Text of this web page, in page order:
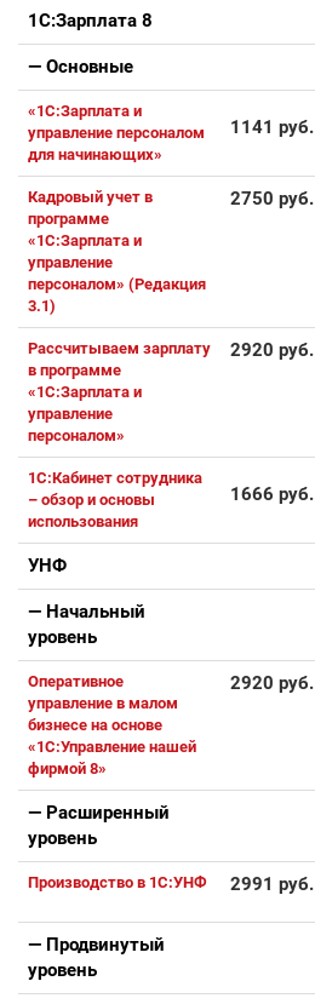
1С:Зарплата 8
— Основные
«1С:Зарплата и
управление персоналом
для начинающих»
1141 руб.
Кадровый учет в
программе
«1С:Зарплата и
управление
персоналом» (Редакция
3.1)
2750 руб.
Рассчитываем зарплату
в программе
«1С:Зарплата и
управление
персоналом»
2920 руб.
1С:Кабинет сотрудника
– обзор и основы
использования
1666 руб.
УНФ
— Начальный
уровень
Оперативное
управление в малом
бизнесе на основе
«1С:Управление нашей
фирмой 8»
2920 руб.
— Расширенный
уровень
Производство в 1С:УНФ 2991 руб.
— Продвинутый
уровень